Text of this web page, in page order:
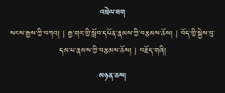
འབྲེལ་ཐག
སངས་རྒྱས་ཀྱི་བཀའ། རྒྱ་གར་གྱི་སློབ་དཔོན་རྣམས་ཀྱི་བརྩམས་ཆོས། བོད་གྱི་སྐྱེས་བུ་
དམ་པ་རྣམས་ཀྱི་བརྩམས་ཆོས། བརྗོད་གཞི།
མཉན་ཆས།